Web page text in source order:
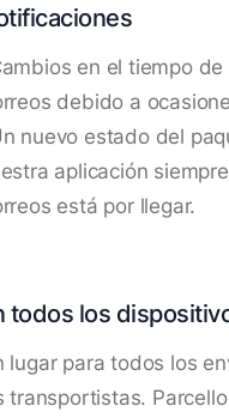
en el tiempo
debido a
nuevo estado del
aplicación
está por llegar.
todos los
lugar para todos los
transportistas.